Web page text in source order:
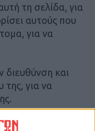
τη σελίδα, για
αυτούς που
για να
διευθύνση και
για να
18χρονη ήθελε